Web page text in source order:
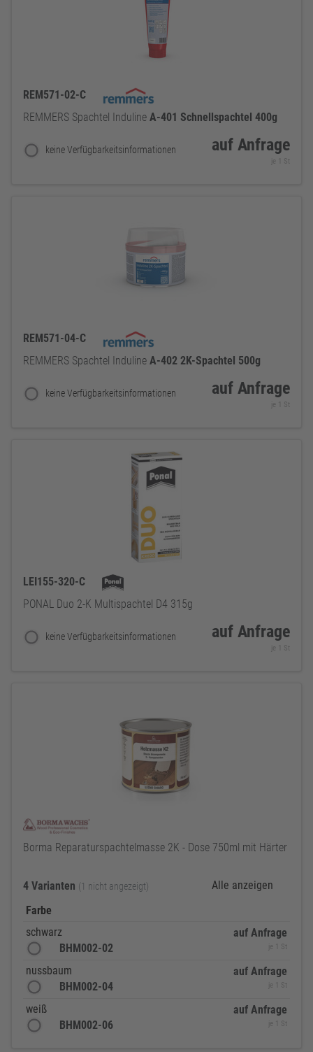
REM571-02-C
REMMERS Spachtel Induline A-401 Schnellspachtel 400g
keine Verfügbarkeitsinformationen auf Anfrage
je 1 St
REM571-04-C
REMMERS Spachtel Induline A-402 2K-Spachtel 500g
keine Verfügbarkeitsinformationen auf Anfrage
je 1 St
LEI155-320-C
PONAL Duo 2-K Multispachtel D4 315g
keine Verfügbarkeitsinformationen auf Anfrage
je 1 St
Borma Reparaturspachtelmasse 2K - Dose 750ml mit Härter
4 Varianten (1 nicht angezeigt)
Alle anzeigen
Farbe
schwarz
BHM002-02
auf Anfrage
je 1 St
nussbaum
BHM002-04
auf Anfrage
je 1 St
weiß
BHM002-06
auf Anfrage
je 1 St